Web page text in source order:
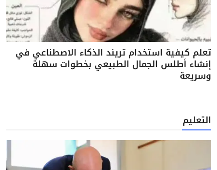
تعلم كيفية استخدام تريند الذكاء الاصطناعي في
إنشاء أطلس الجمال الطبيعي بخطوات سهلة
وسريعة
التعليم